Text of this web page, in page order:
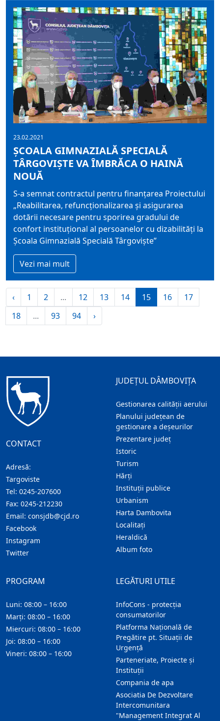
23.02.2021
ȘCOALA GIMNAZIALĂ SPECIALĂ
TÂRGOVIȘTE VA ÎMBRĂCA O HAINĂ
NOUĂ
S-a semnat contractul pentru finanțarea Proiectului
„Reabilitarea, refuncționalizarea și asigurarea
dotării necesare pentru sporirea gradului de
confort instituțional al persoanelor cu dizabilități la
Școala Gimnazială Specială Târgoviște”
Vezi mai mult
‹ 1 2 ... 12 13 14 15 16
17
18
... 93 94 ›
CONTACT
Adresă:
Targoviste
Tel: 0245-207600
Fax: 0245-212230
Email: consjdb@cjd.ro
Facebook
Instagram
Twitter
JUDEȚUL DÂMBOVIȚA
Gestionarea calității aerului
Planului județean de
gestionare a deșeurilor
Prezentare judeţ
Istoric
Turism
Hărţi
Instituţii publice
Urbanism
Harta Dambovita
Localitaţi
Heraldică
Album foto
LEGĂTURI UTILE
InfoCons - protecția
consumatorilor
Platforma Națională de
Pregătire pt. Situații de
Urgență
Parteneriate, Proiecte și
Instituții
Compania de apa
Asociatia De Dezvoltare
Intercomunitara
"Management Integrat Al
PROGRAM
Luni: 08:00 – 16:00
Marți: 08:00 – 16:00
Miercuri: 08:00 – 16:00
Joi: 08:00 – 16:00
Vineri: 08:00 – 16:00